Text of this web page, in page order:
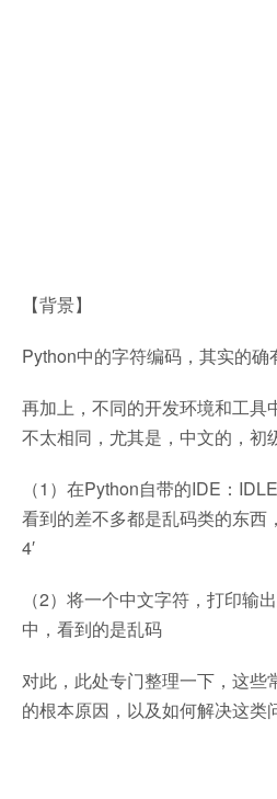
【背景】
Python中的字符编码，其实的确
再加上，不同的开发环境和工具
不太相同，尤其是，中文的，初
（1）在Python自带的IDE：
看到的差不多都是乱码类的东西
4′
（2）将一个中文字符，打印输
中，看到的是乱码
对此，此处专门整理一下，这些
的根本原因，以及如何解决这类